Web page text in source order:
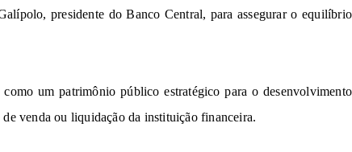
presidente do Banco Central, para assegurar o equilíbrio
um patrimônio público estratégico para o desenvolvimento
de venda ou liquidação da instituição financeira.